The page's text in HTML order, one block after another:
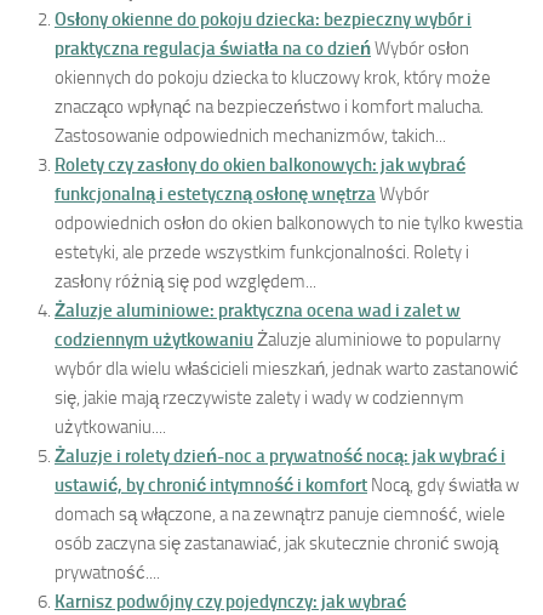
Osłony okienne do pokoju dziecka: bezpieczny wybór i
praktyczna regulacja światła na co dzieńWybór osłon
okiennych do pokoju dziecka to kluczowy krok, który może
znacząco wpłynąć na bezpieczeństwo i komfort malucha.
Zastosowanie odpowiednich mechanizmów, takich...
Rolety czy zasłony do okien balkonowych: jak wybrać
funkcjonalną i estetyczną osłonę wnętrzaWybór
odpowiednich osłon do okien balkonowych to nie tylko kwestia
estetyki, ale przede wszystkim funkcjonalności. Rolety i
zasłony różnią się pod względem...
Żaluzje aluminiowe: praktyczna ocena wad i zalet w
codziennym użytkowaniuŻaluzje aluminiowe to popularny
wybór dla wielu właścicieli mieszkań, jednak warto zastanowić
się, jakie mają rzeczywiste zalety i wady w codziennym
użytkowaniu....
Żaluzje i rolety dzień-noc a prywatność nocą: jak wybrać i
ustawić, by chronić intymność i komfort Nocą, gdy światła w
domach są włączone, a na zewnątrz panuje ciemność, wiele
osób zaczyna się zastanawiać, jak skutecznie chronić swoją
prywatność....
Karnisz podwójny czy pojedynczy: jak wybrać